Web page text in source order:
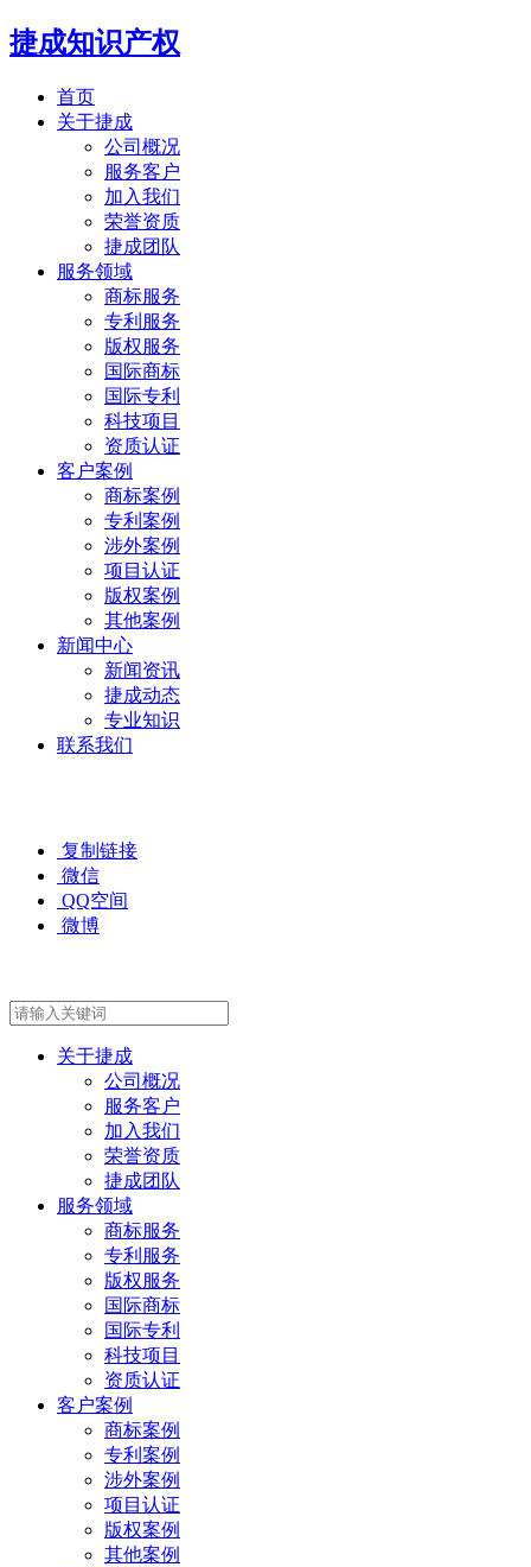
捷成知识产权
首页
关于捷成
公司概况
服务客户
加入我们
荣誉资质
捷成团队
服务领域
商标服务
专利服务
版权服务
国际商标
国际专利
科技项目
资质认证
客户案例
商标案例
专利案例
涉外案例
项目认证
版权案例
其他案例
新闻中心
新闻资讯
捷成动态
专业知识
联系我们
复制链接
微信
QQ空间
微博
关于捷成
公司概况
服务客户
加入我们
荣誉资质
捷成团队
服务领域
商标服务
专利服务
版权服务
国际商标
国际专利
科技项目
资质认证
客户案例
商标案例
专利案例
涉外案例
项目认证
版权案例
其他案例